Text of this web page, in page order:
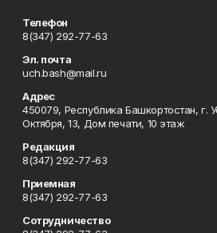
Телефон
8(347) 292-77-63
Эл. почта
uch.bash@mail.ru
Адрес
450079, Республика Башкортостан, г.
Октября, 13, Дом печати, 10 этаж
Редакция
8(347) 292-77-63
Приемная
8(347) 292-77-63
Сотрудничество